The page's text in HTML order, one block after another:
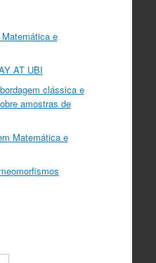
e
AT UBI
clássica e
amostras de
Matemática e